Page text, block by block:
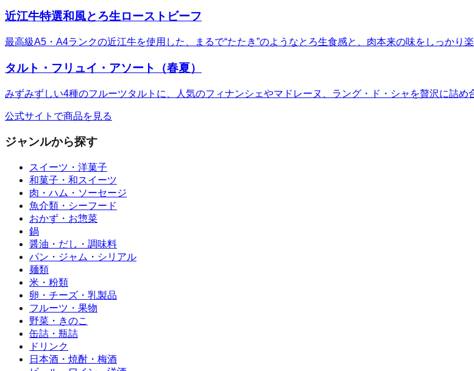
近江牛特選和風とろ生ローストビーフ
最高級A5・A4ランクの近江牛を使用した、まるで“たたき”のようなとろ生食感と、肉本来の味をしっかり
タルト・フリュイ・アソート（春夏）
みずみずしい4種のフルーツタルトに、人気のフィナンシェやマドレーヌ、ラング・ド・シャを贅沢に詰め
公式サイトで商品を見る
ジャンルから探す
スイーツ・洋菓子
和菓子・和スイーツ
肉・ハム・ソーセージ
魚介類・シーフード
おかず・お惣菜
鍋
醤油・だし・調味料
パン・ジャム・シリアル
麺類
米・粉類
卵・チーズ・乳製品
フルーツ・果物
野菜・きのこ
缶詰・瓶詰
ドリンク
日本酒・焼酎・梅酒